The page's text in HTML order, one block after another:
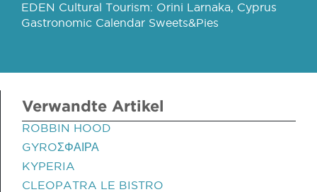
EDEN Cultural Tourism: Orini Larnaka, Cyprus
Gastronomic Calendar Sweets&Pies
Verwandte Artikel
ROBBIN HOOD
GYROΣΦΑΙΡΑ
KYPERIA
CLEOPATRA LE BISTRO